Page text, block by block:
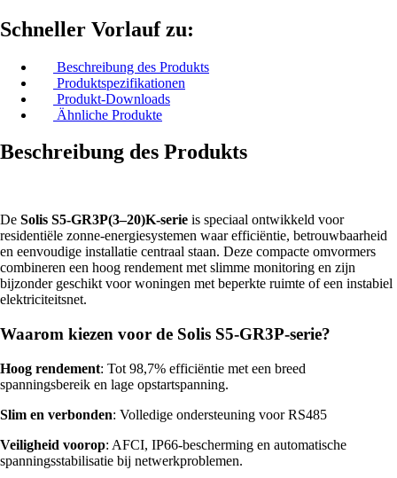
Schneller Vorlauf zu:
Beschreibung des Produkts
Produktspezifikationen
Produkt-Downloads
Ähnliche Produkte
Beschreibung des Produkts
De Solis S5-GR3P(3–20)K-serie is speciaal ontwikkeld voor
residentiële zonne-energiesystemen waar efficiëntie, betrouwbaarheid
en eenvoudige installatie centraal staan. Deze compacte omvormers
combineren een hoog rendement met slimme monitoring en zijn
bijzonder geschikt voor woningen met beperkte ruimte of een instabiel
elektriciteitsnet.
Waarom kiezen voor de Solis S5-GR3P-serie?
Hoog rendement: Tot 98,7% efficiëntie met een breed
spanningsbereik en lage opstartspanning.
Slim en verbonden: Volledige ondersteuning voor RS485
Veiligheid voorop: AFCI, IP66-bescherming en automatische
spanningsstabilisatie bij netwerkproblemen.